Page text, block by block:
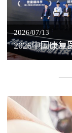
2026/07/13